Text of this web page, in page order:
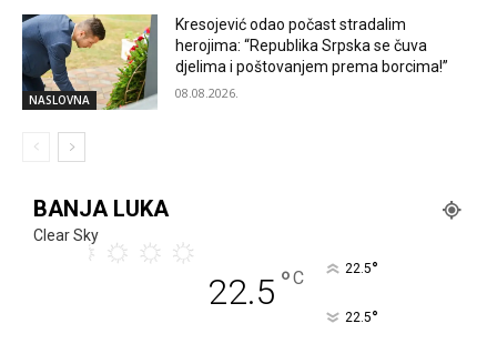
NASLOVNA
Kresojević odao počast stradalim
herojima: “Republika Srpska se čuva
djelima i poštovanjem prema borcima!”
08.08.2026.
BANJA LUKA
Clear Sky
22.5 °C 22.5°
22.5°